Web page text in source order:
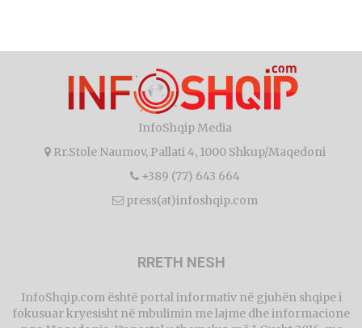
InfoShqip Media
Rr.Stole Naumov, Pallati 4, 1000 Shkup/Maqedoni
+389 (77) 643 664
press(at)infoshqip.com
RRETH NESH
InfoShqip.com është portal informativ në gjuhën shqipe i
fokusuar kryesisht në mbulimin me lajme dhe informacione